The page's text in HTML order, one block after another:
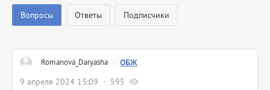
Вопросы Ответы Подписчики
Romanova_Daryasha · ОБЖ
9 апреля 2024 13:09
595